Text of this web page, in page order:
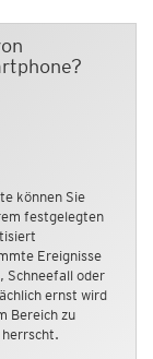
können Sie
festgelegten
Ereignisse
Schneefall oder
ernst wird
Bereich zu